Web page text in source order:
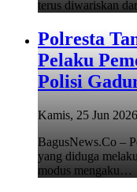
terus diwariskan
Polresta
Pelaku
Polisi
Kamis, 25 Jun
BagusNews.Co –
yang diduga
modus mengaku…